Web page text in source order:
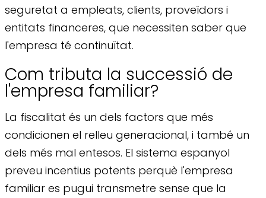
seguretat a empleats, clients, proveïdors i
entitats financeres, que necessiten saber que
l'empresa té continuïtat.
Com tributa la successió de
l'empresa familiar?
La fiscalitat és un dels factors que més
condicionen el relleu generacional, i també un
dels més mal entesos. El sistema espanyol
preveu incentius potents perquè l'empresa
familiar es pugui transmetre sense que la